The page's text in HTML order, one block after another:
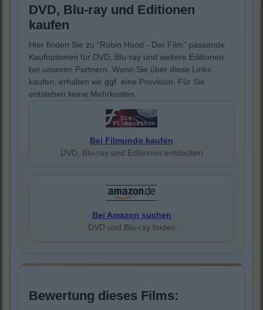
DVD, Blu-ray und Editionen
kaufen
Hier finden Sie zu "Robin Hood - Der Film" passende
Kaufoptionen für DVD, Blu-ray und weitere Editionen
bei unseren Partnern. Wenn Sie über diese Links
kaufen, erhalten wir ggf. eine Provision. Für Sie
entstehen keine Mehrkosten.
Bei Filmundo kaufen
DVD, Blu-ray und Editionen entdecken
Bei Amazon suchen
DVD und Blu-ray finden
Bewertung dieses Films: